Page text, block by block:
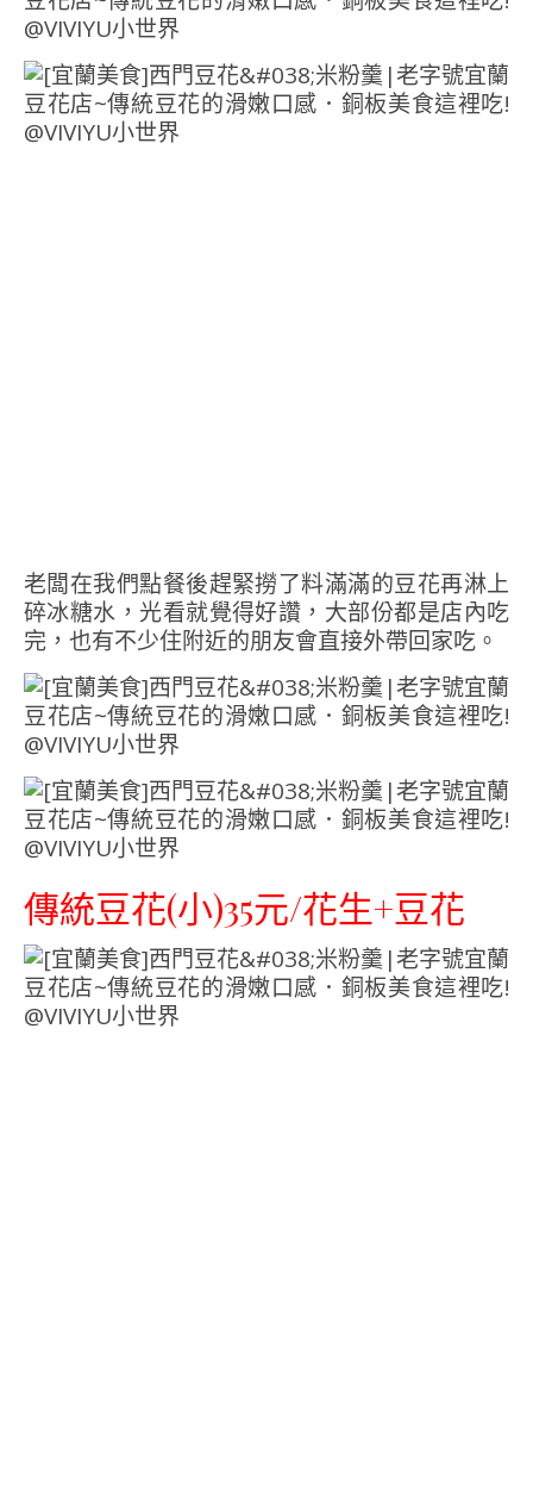
老闆在我們點餐後趕緊撈了料滿滿的豆花再淋上
碎冰糖水，光看就覺得好讚，大部份都是店內吃
完，也有不少住附近的朋友會直接外帶回家吃。
傳統豆花(小)35元/花生+豆花